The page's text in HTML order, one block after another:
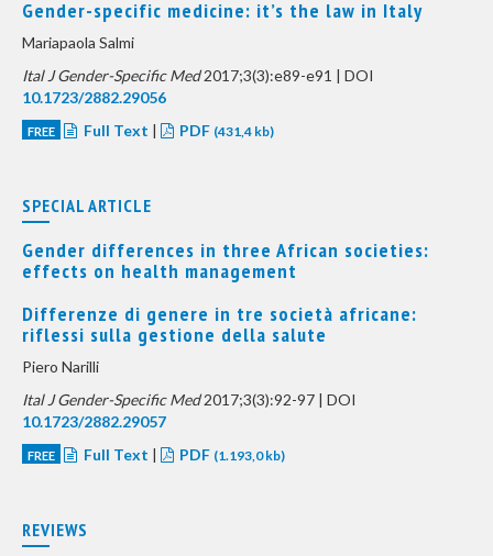
Gender-specific medicine: it’s the law in Italy
Mariapaola Salmi
Ital J Gender-Specific Med2017;3(3):e89-e91 | DOI
10.1723/2882.29056
FREE Full Text | PDF (431,4 kb)
SPECIAL ARTICLE
Gender differences in three African societies:
effects on health management
Differenze di genere in tre società africane:
riflessi sulla gestione della salute
Piero Narilli
Ital J Gender-Specific Med2017;3(3):92-97 | DOI
10.1723/2882.29057
FREE Full Text | PDF (1.193,0 kb)
REVIEWS